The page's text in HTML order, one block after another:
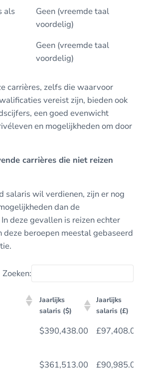
als
Geen (vreemde taal
voordelig)
Geen (vreemde taal
voordelig)
carrières, zelfs die waarvoor
vereist zijn, bieden ook
een goed evenwicht
en mogelijkheden om door
carrières die niet reizen
salaris wil verdienen, zijn er nog
dan de
deze gevallen is reizen echter
deze beroepen meestal gebaseerd
Zoeken:
Jaarlijks
salaris ($)
Jaarlijks
salaris (£)
Jaarlijks
salaris ($)
Jaarlijks
salaris (£)
$390,438.00 £97,408.00
$361,513.00 £90,985.00